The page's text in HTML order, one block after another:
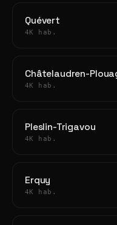
Quévert
4K hab.
Châtelaudren-
4K hab.
Pleslin-Trigavou
4K hab.
Erquy
4K hab.